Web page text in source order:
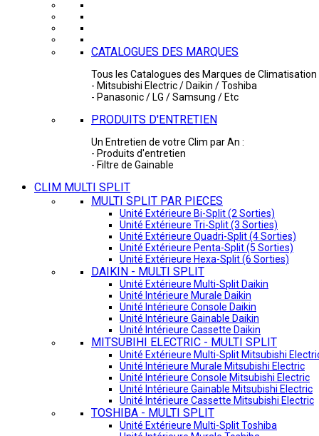
CATALOGUES DES MARQUES
Tous les Catalogues des Marques de Climatisation
- Mitsubishi Electric / Daikin / Toshiba
- Panasonic / LG / Samsung / Etc
PRODUITS D'ENTRETIEN
Un Entretien de votre Clim par An :
- Produits d'entretien
- Filtre de Gainable
CLIM MULTI SPLIT
MULTI SPLIT PAR PIECES
Unité Extérieure Bi-Split (2 Sorties)
Unité Extérieure Tri-Split (3 Sorties)
Unité Extérieure Quadri-Split (4 Sorties)
Unité Extérieure Penta-Split (5 Sorties)
Unité Extérieure Hexa-Split (6 Sorties)
DAIKIN - MULTI SPLIT
Unité Extérieure Multi-Split Daikin
Unité Intérieure Murale Daikin
Unité Intérieure Console Daikin
Unité Intérieure Gainable Daikin
Unité Intérieure Cassette Daikin
MITSUBIHI ELECTRIC - MULTI SPLIT
Unité Extérieure Multi-Split Mitsubishi
Unité Intérieure Murale Mitsubishi Electric
Unité Intérieure Console Mitsubishi Electric
Unité Intérieure Gainable Mitsubishi Electric
Unité Intérieure Cassette Mitsubishi Electric
TOSHIBA - MULTI SPLIT
Unité Extérieure Multi-Split Toshiba